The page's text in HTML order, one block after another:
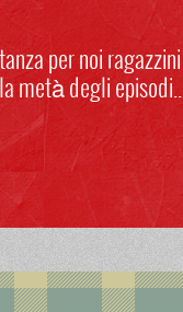
per noi ragazzini
metà degli episodi..